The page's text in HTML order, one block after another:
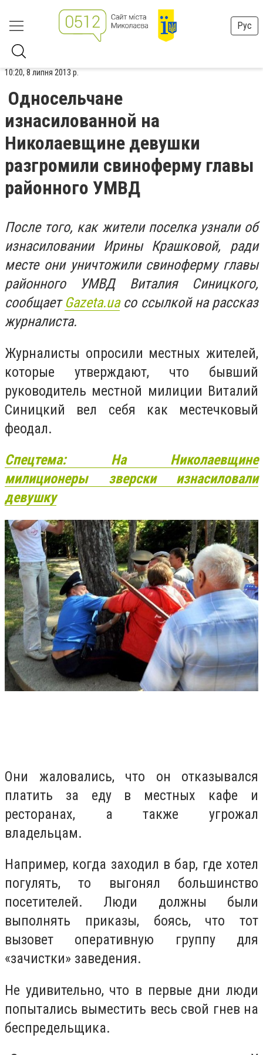
Рус
10:20, 8 липня 2013 р.
Односельчане
изнасилованной на
Николаевщине девушки
разгромили свиноферму главы
районного УМВД
После того, как жители поселка узнали об
изнасиловании Ирины Крашковой, ради
месте они уничтожили свиноферму главы
районного УМВД Виталия Синицкого,
сообщаетGazeta.uaсо ссылкой на рассказ
журналиста.
Журналисты опросили местных жителей,
которые утверждают, что бывший
руководитель местной милиции Виталий
Синицкий вел себя как местечковый
феодал.
Спецтема: На Николаевщине
милиционеры зверски изнасиловали
девушку
Они жаловались, что он отказывался
платить за еду в местных кафе и
ресторанах, а также угрожал
владельцам.
Например, когда заходил в бар, где хотел
погулять, то выгонял большинство
посетителей. Люди должны были
выполнять приказы, боясь, что тот
вызовет оперативную группу для
«зачистки» заведения.
Не удивительно, что в первые дни люди
попытались выместить весь свой гнев на
беспредельщика.